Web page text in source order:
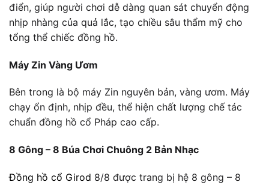
điển, giúp người chơi dễ dàng quan sát chuyển động
nhịp nhàng của quả lắc, tạo chiều sâu thẩm mỹ cho
tổng thể chiếc đồng hồ.
Máy Zin Vàng Ươm
Bên trong là bộ máy Zin nguyên bản, vàng ươm. Máy
chạy ổn định, nhịp đều, thể hiện chất lượng chế tác
chuẩn đồng hồ cổ Pháp cao cấp.
8 Gông – 8 Búa Chơi Chuông 2 Bản Nhạc
Đồng hồ cổ Girod 8/8 được trang bị hệ 8 gông – 8